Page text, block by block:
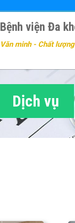
Bệnh viện Đa
Văn minh - Chất
Dịch vụ